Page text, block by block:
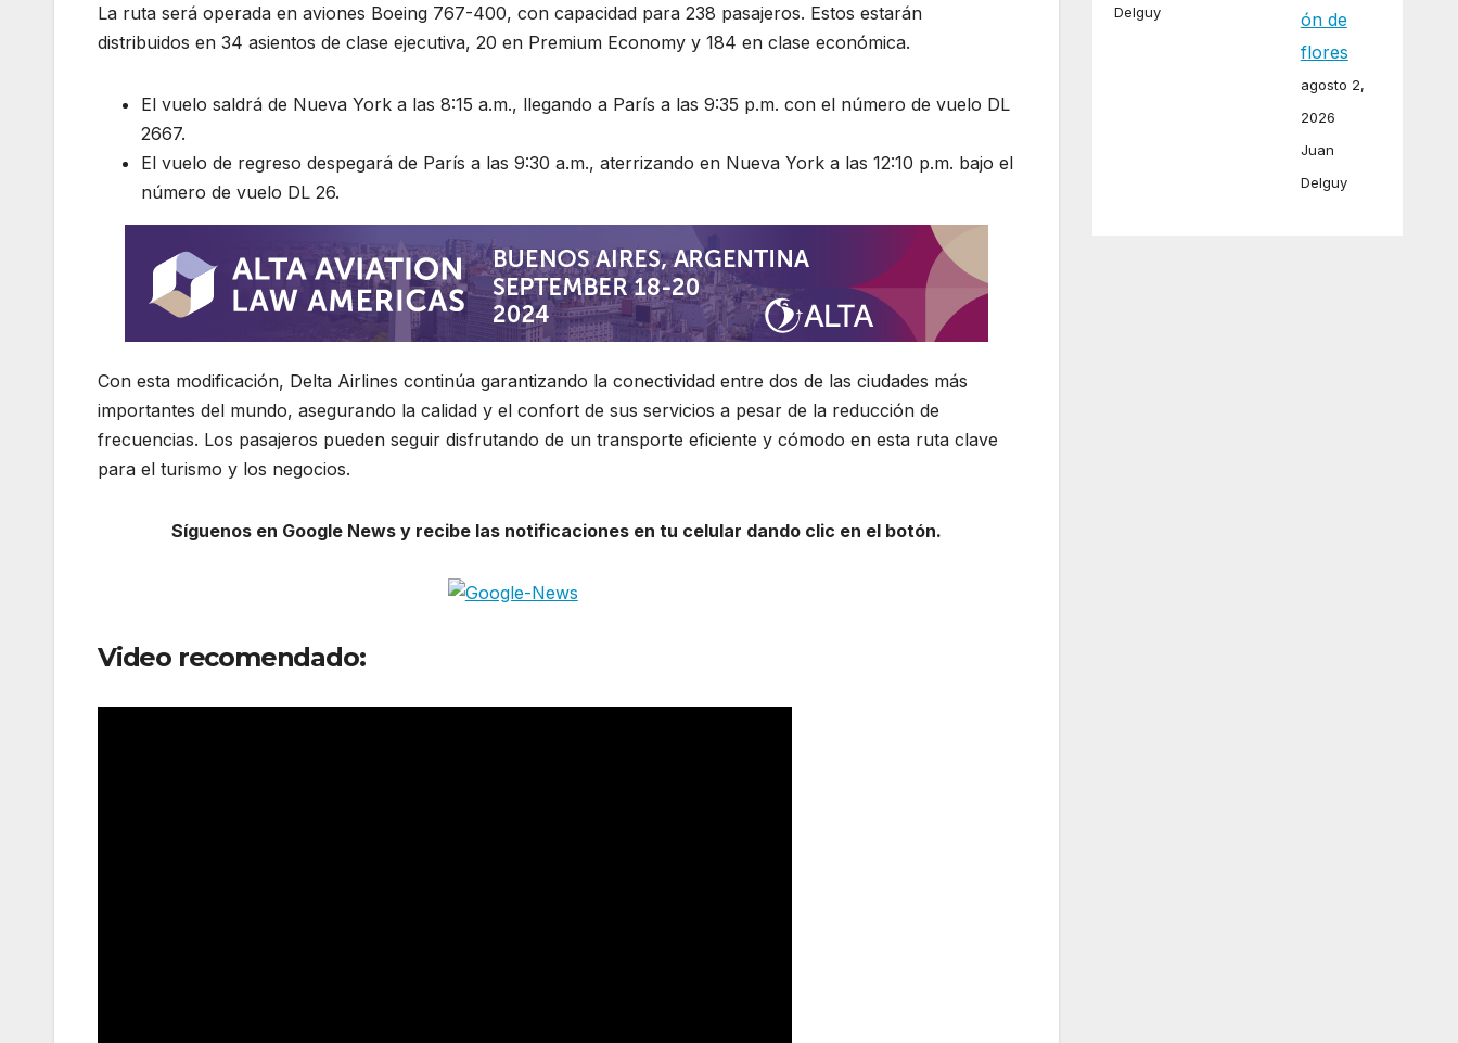
La ruta será operada en aviones Boeing 767-400, con capacidad para 238 pasajeros. Estos estarán
distribuidos en 34 asientos de clase ejecutiva, 20 en Premium Economy y 184 en clase económica.
El vuelo saldrá de Nueva York a las 8:15 a.m., llegando a París a las 9:35 p.m. con el número de vuelo DL
2667.
El vuelo de regreso despegará de París a las 9:30 a.m., aterrizando en Nueva York a las 12:10 p.m. bajo el
número de vuelo DL 26.
Con esta modificación, Delta Airlines continúa garantizando la conectividad entre dos de las ciudades más
importantes del mundo, asegurando la calidad y el confort de sus servicios a pesar de la reducción de
frecuencias. Los pasajeros pueden seguir disfrutando de un transporte eficiente y cómodo en esta ruta clave
para el turismo y los negocios.
Síguenos en Google News y recibe las notificaciones en tu celular dando clic en el botón.
Video recomendado:
Delguy
ón de
flores
agosto 2,
2026
Juan
Delguy